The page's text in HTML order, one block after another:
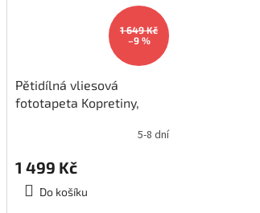
1 649 Kč
–9 %
Pětidílná vliesová
fototapeta Kopretiny,
5-8 dní
1 499 Kč
Do košíku